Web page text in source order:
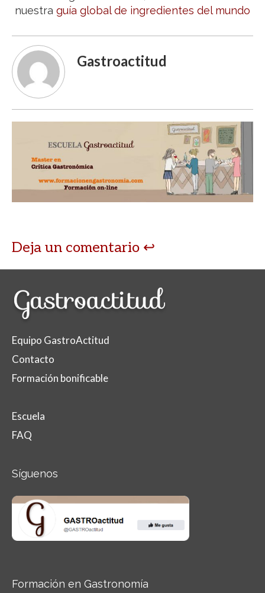
nuestra guía global de ingredientes del mundo
Gastroactitud
Deja un comentario
Equipo GastroActitud
Contacto
Formación bonificable
Escuela
FAQ
Síguenos
Formación en Gastronomía